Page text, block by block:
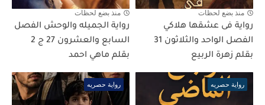
منذ بضع لحظات
رواية فى عشقها هلاكي
الفصل الواحد والثلاثون 31
بقلم زهرة الربيع
منذ بضع لحظات
رواية الجميله والوحش الفصل
السابع والعشرون 27 ج 2
بقلم ماهي احمد
رواية حصريه رواية حصريه